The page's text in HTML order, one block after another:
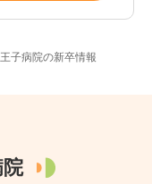
子病院の新卒情報